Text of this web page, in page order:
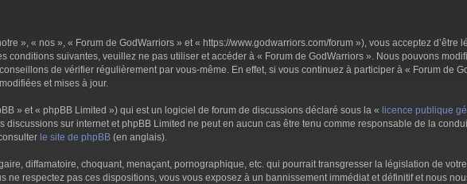
», « nos », « Forum de GodWarriors » et « https://www.godwarriors.com/forum »), vous acceptez
conditions suivantes, veuillez ne pas utiliser et accéder à « Forum de GodWarriors ». Nous pouvons
de vérifier régulièrement par vous-même. En effet, si vous continuez à participer à « Forum de
et mises à jour.
» et « phpBB Limited ») qui est un logiciel de forum de discussions déclaré sous la « licence publique
sur internet et phpBB Limited ne peut en aucun cas être tenu comme responsable de la
le site de phpBB (en anglais).
diffamatoire, choquant, menaçant, pornographique, etc. qui pourrait transgresser la législation de
respectez pas ces dispositions, vous vous exposez à un bannissement immédiat et définitif et nous